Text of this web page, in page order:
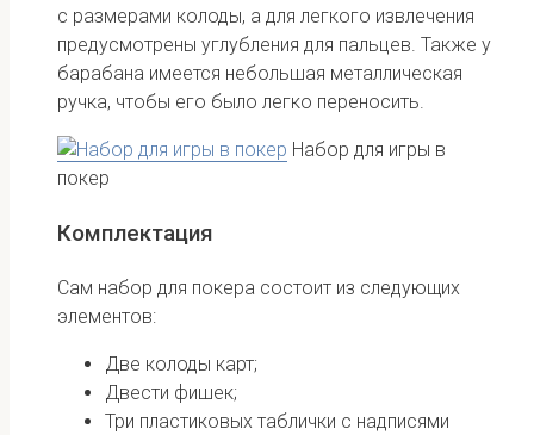
с размерами колоды, а для легкого извлечения
предусмотрены углубления для пальцев. Также у
барабана имеется небольшая металлическая
ручка, чтобы его было легко переносить.
Набор для игры в
покер
Комплектация
Сам набор для покера состоит из следующих
элементов:
Две колоды карт;
Двести фишек;
Три пластиковых таблички с надписями